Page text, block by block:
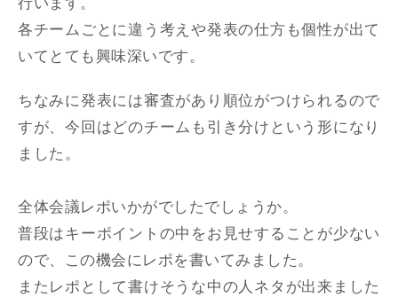
行います。
各チームごとに違う考えや発表の仕方も個性が出て
いてとても興味深いです。
ちなみに発表には審査があり順位がつけられるので
すが、今回はどのチームも引き分けという形になり
ました。
全体会議レポいかがでしたでしょうか。
普段はキーポイントの中をお見せすることが少ない
ので、この機会にレポを書いてみました。
またレポとして書けそうな中の人ネタが出来ました